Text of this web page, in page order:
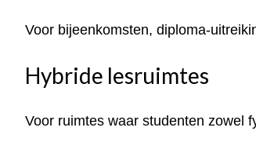
Voor bijeenkomsten, diploma-
Hybride lesruimtes
Voor ruimtes waar studenten zowel